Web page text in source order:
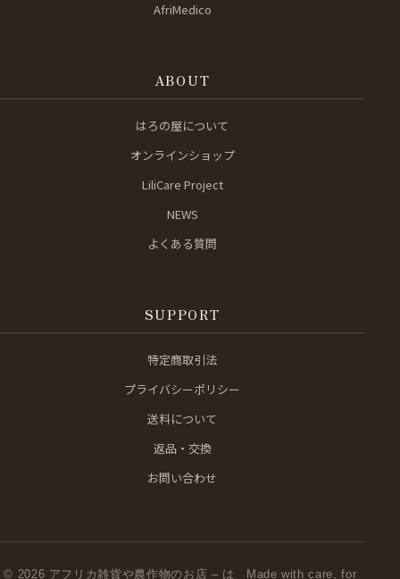
AfriMedico
ABOUT
はろの屋について
オンラインショップ
LiliCare Project
NEWS
よくある質問
SUPPORT
特定商取引法
プライバシーポリシー
送料について
返品・交換
お問い合わせ
© 2026 アフリカ雑貨や農作物のお店 – は Made with care, for